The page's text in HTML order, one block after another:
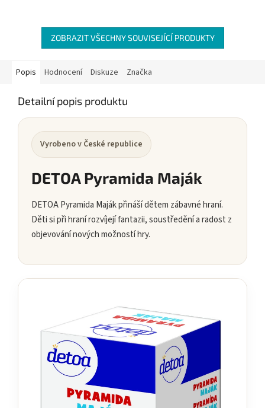
ZOBRAZIT VŠECHNY SOUVISEJÍCÍ PRODUKTY
Popis Hodnocení Diskuze Značka
Detailní popis produktu
Vyrobeno v České republice
DETOA Pyramida Maják
DETOA Pyramida Maják přináší dětem zábavné hraní.
Děti si při hraní rozvíjejí fantazii, soustředění a radost z
objevování nových možností hry.